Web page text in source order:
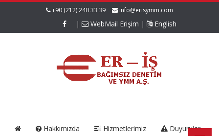
+90 (212) 240 33 39 info@erisymm.com
| WebMail Erişim | English
Hakkımızda Hizmetlerimiz Duyurular